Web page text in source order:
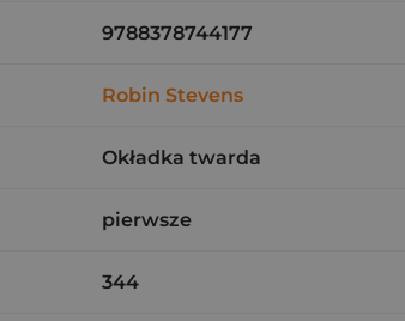
9788378744177
Robin Stevens
Okładka twarda
pierwsze
344